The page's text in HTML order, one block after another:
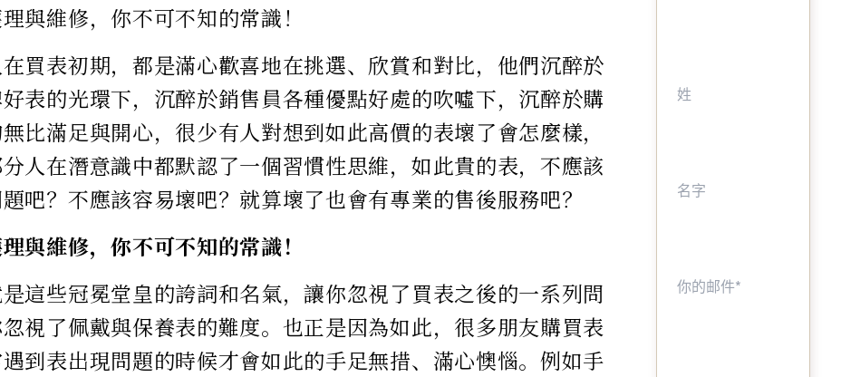
與維修，你不可不知的常識！
買表初期，都是滿心歡喜地在挑選、欣賞和對比，他們沉醉於
表的光環下，沉醉於銷售員各種優點好處的吹噓下，沉醉於購
比滿足與開心，很少有人對想到如此高價的表壞了會怎麼樣，
人在潛意識中都默認了一個習慣性思維，如此貴的表，不應該
吧？不應該容易壞吧？就算壞了也會有專業的售後服務吧？
與維修，你不可不知的常識！
這些冠冕堂皇的誇詞和名氣，讓你忽視了買表之後的一系列問
視了佩戴與保養表的難度。也正是因為如此，很多朋友購買表
到表出現問題的時候才會如此的手足無措、滿心懊惱。例如手